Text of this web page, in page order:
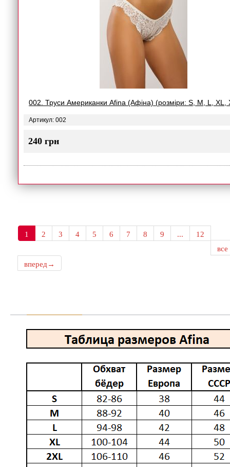
002. Труси Американки Afina (Афіна) (розміри: S, M, L, XL,
Артикул: 002
240 грн
1 2 3 4 5 6 7 8 9 ...
12
все
вперед→